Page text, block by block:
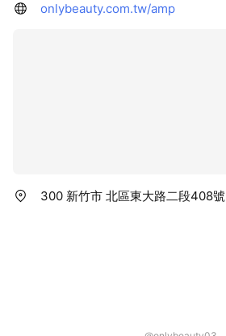
onlybeauty.com.tw/amp
300 新竹市 北區東大路二段408號